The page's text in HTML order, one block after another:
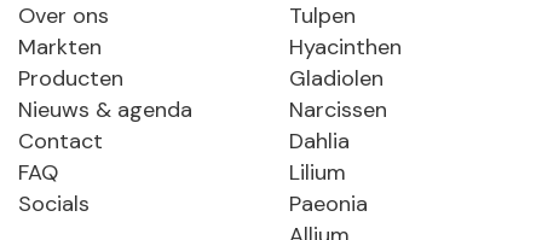
Over ons
Markten
Producten
Nieuws & agenda
Contact
FAQ
Socials
Tulpen
Hyacinthen
Gladiolen
Narcissen
Dahlia
Lilium
Paeonia